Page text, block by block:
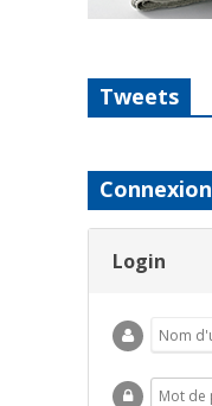
Tweets
Connexion
Login